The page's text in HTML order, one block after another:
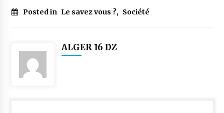
Posted in Le savez vous ?, Société
ALGER 16 DZ